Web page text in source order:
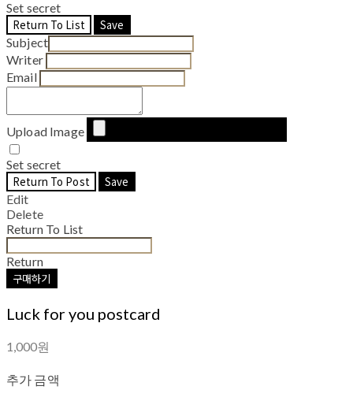
Set secret
Return To List
Save
Subject
Writer
Email
Upload Image
Set secret
Return To Post
Save
Edit
Delete
Return To List
Return
구매하기
Luck for you postcard
1,000원
추가 금액